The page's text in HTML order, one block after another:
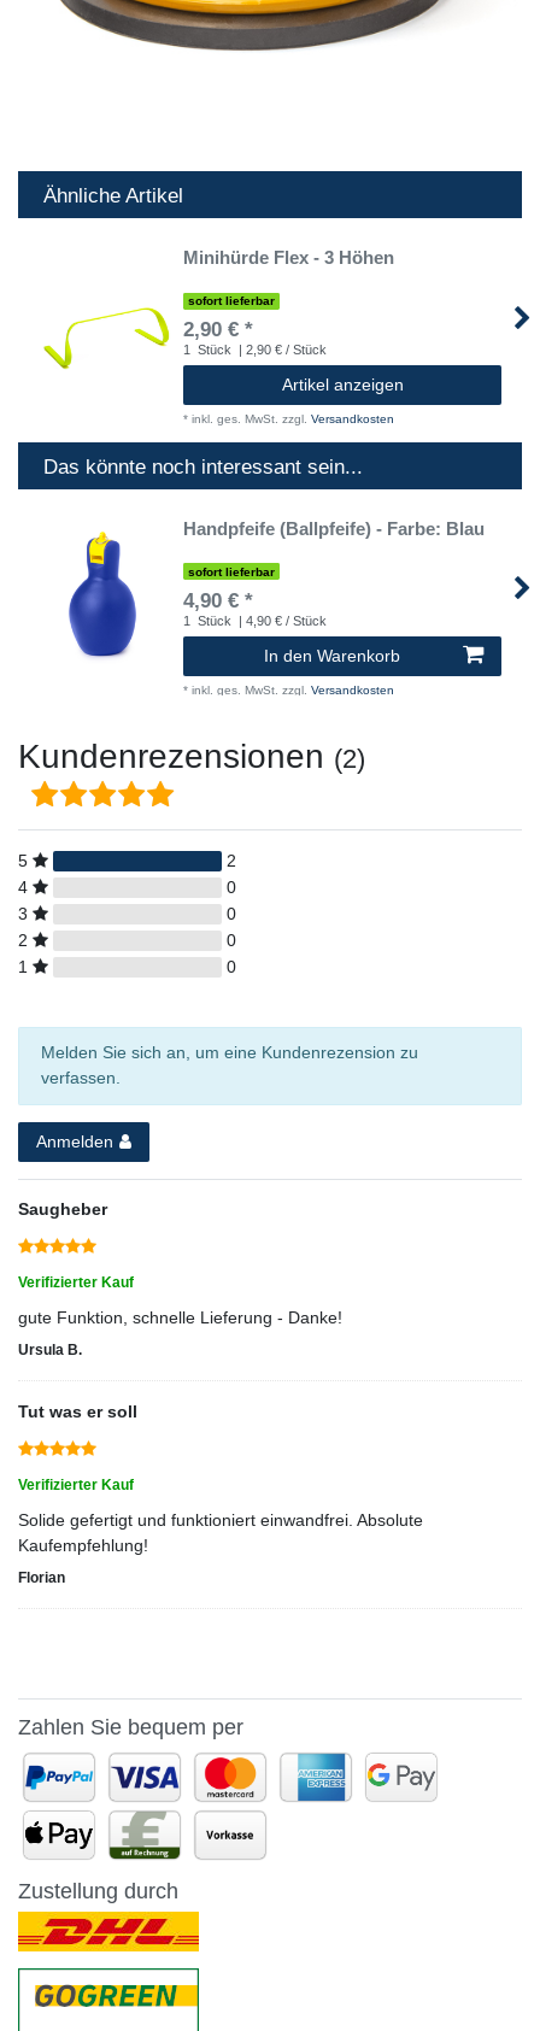
Ähnliche Artikel
Minihürde Flex - 3 Höhen
sofort lieferbar
2,90 € *
1 Stück | 2,90 € / Stück
Artikel anzeigen
* inkl. ges. MwSt. zzgl. Versandkosten
Das könnte noch interessant sein...
Handpfeife (Ballpfeife) - Farbe: Blau
sofort lieferbar
4,90 € *
1 Stück | 4,90 € / Stück
In den Warenkorb
* inkl. ges. MwSt. zzgl. Versandkosten
Kundenrezensionen (2)
5
2
4
0
3
0
2
0
1
0
Melden Sie sich an, um eine Kundenrezension zu
verfassen.
Anmelden
Saugheber
Verifizierter Kauf
gute Funktion, schnelle Lieferung - Danke!
Ursula B.
Tut was er soll
Verifizierter Kauf
Solide gefertigt und funktioniert einwandfrei. Absolute
Kaufempfehlung!
Florian
Zahlen Sie bequem per
Zustellung durch